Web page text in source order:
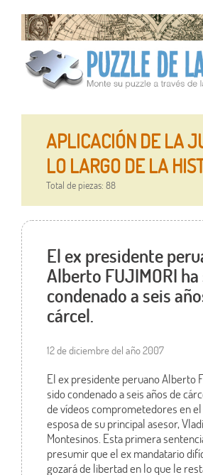
APLICACIÓN DE LA
LO LARGO DE LA
Total de piezas: 88
El ex presidente
Alberto FUJIMORI
condenado a seis
cárcel.
12 de diciembre del año 2007
El ex presidente peruano Alberto
sido condenado a seis años de
de vídeos comprometedores en
esposa de su principal asesor,
Montesinos. Esta primera
presumir que el ex mandatario
gozará de libertad en lo que le